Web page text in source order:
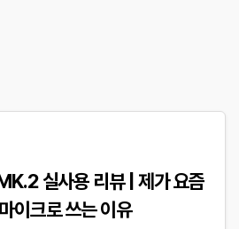
실사용 리뷰 | 제가 요즘
이크로 쓰는 이유